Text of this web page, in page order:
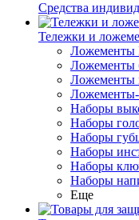
Средства
Тележки и
Ложементы
Ложементы
Ложементы
Наборы
Наборы
Наборы
Наборы
Наборы
Наборы
Еще